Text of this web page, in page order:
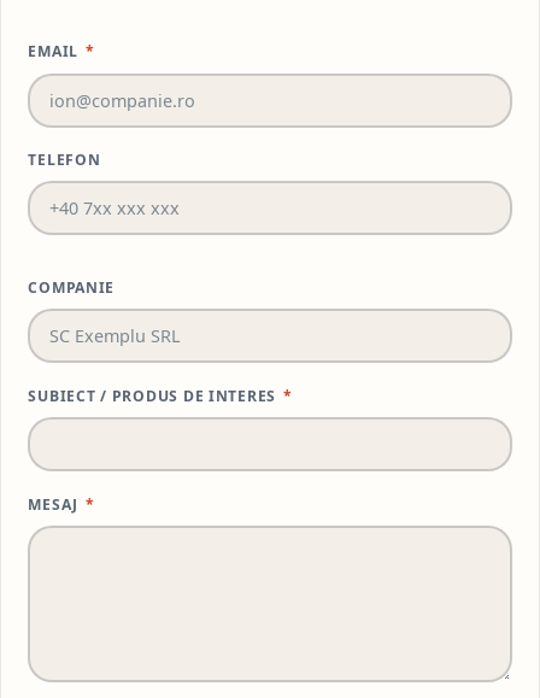
EMAIL *
TELEFON
COMPANIE
SUBIECT / PRODUS DE INTERES *
MESAJ *